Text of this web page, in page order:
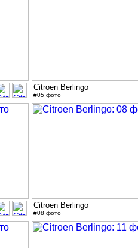
Citroen Berlingo
#05 фото
Citroen Berlingo
#08 фото